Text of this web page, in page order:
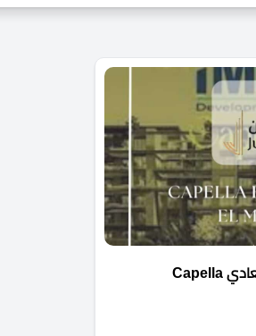
كمبوند كابيلا ريزيدنس المعادي Capella